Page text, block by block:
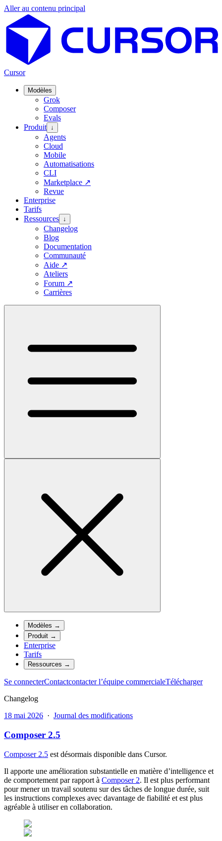
Aller au contenu principal
Cursor
Modèles
Grok
Composer
Evals
Produit ↓
Agents
Cloud
Mobile
Automatisations
CLI
Marketplace ↗
Revue
Enterprise
Tarifs
Ressources ↓
Changelog
Blog
Documentation
Communauté
Aide ↗
Ateliers
Forum ↗
Carrières
Modèles →
Produit →
Enterprise
Tarifs
Ressources →
Se connecterContactcontacter l’équipe commercialeTélécharger
Changelog
18 mai 2026 · Journal des modifications
Composer 2.5
Composer 2.5 est désormais disponible dans Cursor.
Il apporte une amélioration substantielle en matière d’intelligence et
de comportement par rapport à Composer 2. Il est plus performant
pour mener un travail soutenu sur des tâches de longue durée, suit
les instructions complexes avec davantage de fiabilité et est plus
agréable à utiliser en collaboration.